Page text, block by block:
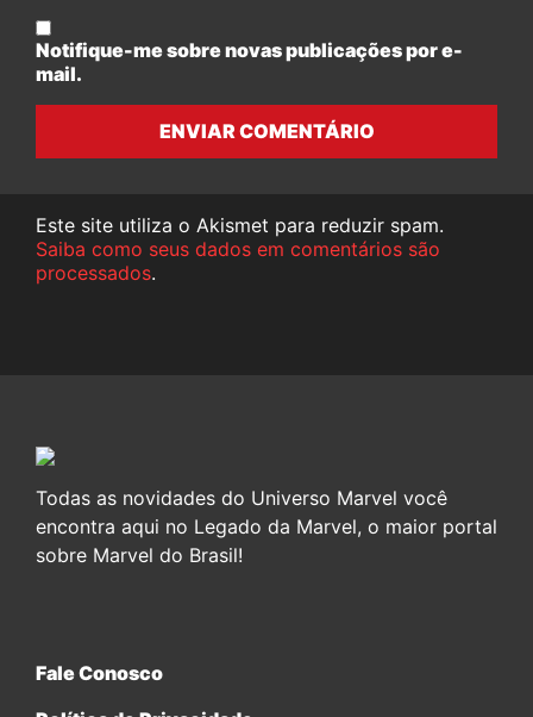
Notifique-me sobre novas publicações por e-
mail.
ENVIAR COMENTÁRIO
Este site utiliza o Akismet para reduzir spam.
Saiba como seus dados em comentários são
processados.
Todas as novidades do Universo Marvel você
encontra aqui no Legado da Marvel, o maior portal
sobre Marvel do Brasil!
Fale Conosco